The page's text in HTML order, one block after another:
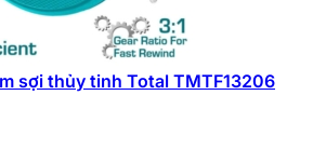
sợi thủy tinh Total TMTF13206